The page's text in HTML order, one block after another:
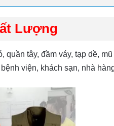
Lượng
tây, đầm váy, tạp dề,
viện, khách sạn, nhà